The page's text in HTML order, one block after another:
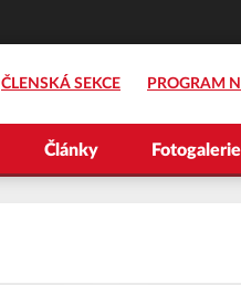
ČLENSKÁ SEKCE PROGRAM
Články Fotogalerie